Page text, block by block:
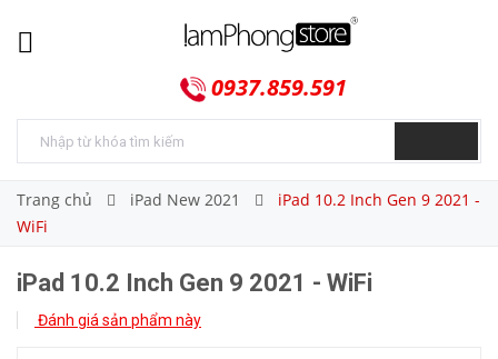
0937.859.591
Trang chủ iPad New 2021
iPad 10.2 Inch Gen 9 2021 -
WiFi
iPad 10.2 Inch Gen 9 2021 - WiFi
Đánh giá sản phẩm này